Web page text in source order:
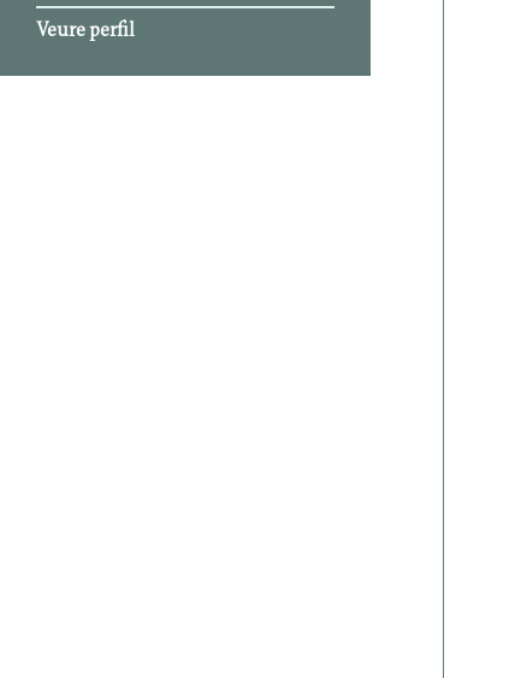
Veure perfil